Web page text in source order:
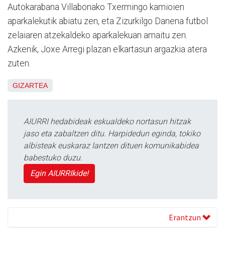
Autokarabana Villabonako Txermingo kamioien
aparkalekutik abiatu zen, eta Zizurkilgo Danena futbol
zelaiaren atzekaldeko aparkalekuan amaitu zen.
Azkenik, Joxe Arregi plazan elkartasun argazkia atera
zuten.
GIZARTEA
AIURRI hedabideak eskualdeko nortasun hitzak
jaso eta zabaltzen ditu. Harpidedun eginda, tokiko
albisteak euskaraz lantzen dituen komunikabidea
babestuko duzu.
Egin AIURRIkide!
Erantzun